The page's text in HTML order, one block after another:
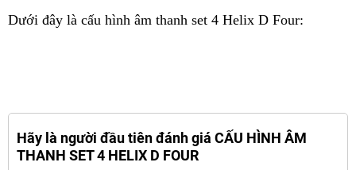
Dưới đây là cấu hình âm thanh set 4 Helix D Four:
Hãy là người đầu tiên đánh giá CẤU HÌNH ÂM
THANH SET 4 HELIX D FOUR